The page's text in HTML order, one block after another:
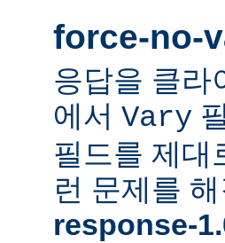
force-no-
응답을 클라
에서 Vary
필드를 제대
런 문제를
response-